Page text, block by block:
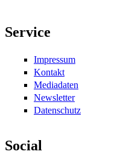
Service
Impressum
Kontakt
Mediadaten
Newsletter
Datenschutz
Social